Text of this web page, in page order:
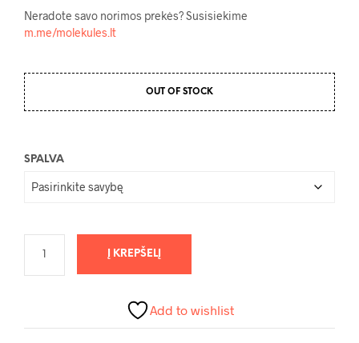
Neradote savo norimos prekės? Susisiekime
m.me/molekules.lt
OUT OF STOCK
SPALVA
Į KREPŠELĮ
Add to wishlist